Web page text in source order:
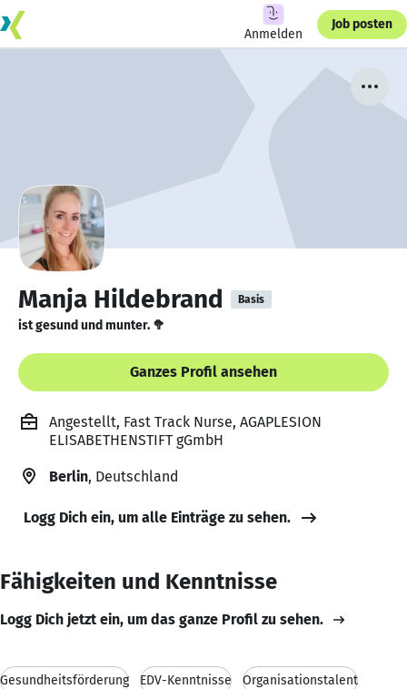
Anmelden
Job posten
Manja Hildebrand Basis
ist gesund und munter. 🥦
Ganzes Profil ansehen
Angestellt, Fast Track Nurse, AGAPLESION
ELISABETHENSTIFT gGmbH
Berlin, Deutschland
Logg Dich ein, um alle Einträge zu sehen.
Fähigkeiten und Kenntnisse
Logg Dich jetzt ein, um das ganze Profil zu sehen.
Gesundheitsförderung EDV-Kenntnisse Organisationstalent